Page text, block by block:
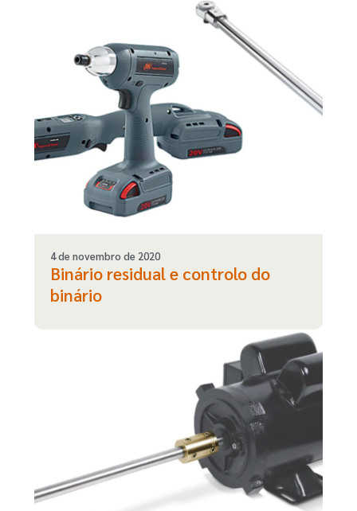
4 de novembro de 2020
Binário residual e controlo do
binário